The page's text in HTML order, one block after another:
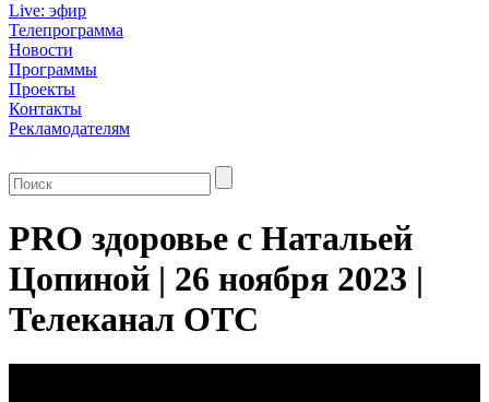
Live: эфир
Телепрограмма
Новости
Программы
Проекты
Контакты
Рекламодателям
PRO здоровье с Натальей
Цопиной | 26 ноября 2023 |
Телеканал ОТС